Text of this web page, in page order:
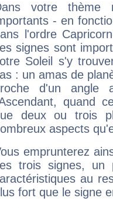
votre thème
- en
l'ordre
signes sont
Soleil s'y
: un amas de
d'un
quand
deux ou trois
aspects
emprunterez
trois signes, un
au
fort que le signe